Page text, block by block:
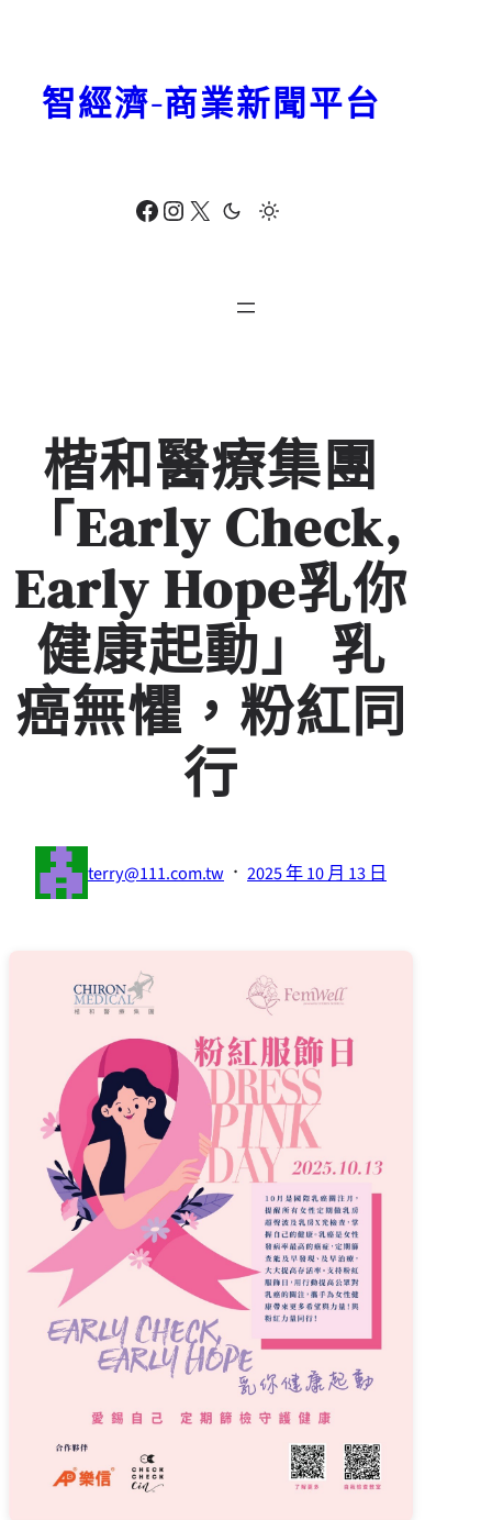
Facebook Instagram X
智經濟-商業新聞平台
楷和醫療集團
「Early Check,
Early Hope乳你
健康起動」 乳
癌無懼，粉紅同
行
terry@111.com.tw · 2025 年 10 月 13 日